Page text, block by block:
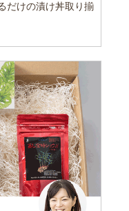
だけの漬け丼取り揃